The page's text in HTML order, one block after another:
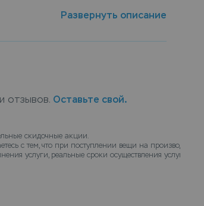
обеспечит бережный уход и
Сдать чемодан размером
на дом, курьер
Развернуть описание
отзывов. Оставьте свой.
скидочные акции.
с тем, что при поступлении вещи на
услуги, реальные сроки осуществления услуги